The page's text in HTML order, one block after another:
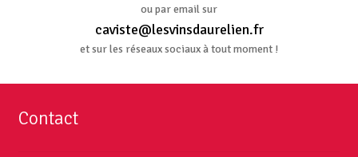
ou par email sur
caviste@lesvinsdaurelien.fr
et sur les réseaux sociaux à tout moment !
Contact